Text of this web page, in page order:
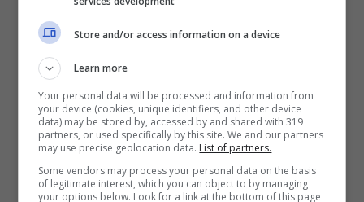
andando ad approfondirlo vi renderete
conto che vi farà tornare bambini. Pimsluer
si basa infatti su come imparano le lingue i
bambini fino ai 6 anni che non leggono, ma
memorizzano tutto quello che sentono.
Questo metodo si basa sul fatto che non
dovreste sapere tutti i vocaboli per forza,
Store and/or access information on a device
Learn more
Your personal data will be processed and information from
your device (cookies, unique identifiers, and other device
data) may be stored by, accessed by and shared with 319
partners, or used specifically by this site. We and our partners
may use precise geolocation data. List of partners.
Some vendors may process your personal data on the basis
of legitimate interest, which you can object to by managing
your options below. Look for a link at the bottom of this page